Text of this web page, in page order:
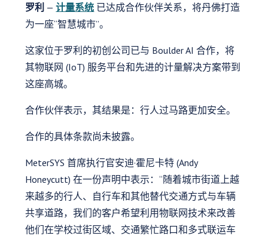
罗利 —计量系统 已达成合作伙伴关系，将丹佛打造
为一座“智慧城市”。
这家位于罗利的初创公司已与 Boulder AI 合作，将
其物联网 (IoT) 服务平台和先进的计量解决方案带到
这座高城。
合作伙伴表示，其结果是：行人过马路更加安全。
合作的具体条款尚未披露。
MeterSYS 首席执行官安迪·霍尼卡特 (Andy
Honeycutt) 在一份声明中表示：“随着城市街道上越
来越多的行人、自行车和其他替代交通方式与车辆
共享道路，我们的客户希望利用物联网技术来改善
他们在学校过街区域、交通繁忙路口和多式联运车